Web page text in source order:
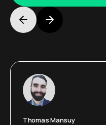
Jean-Marc Vieil
Thomas Mansuy